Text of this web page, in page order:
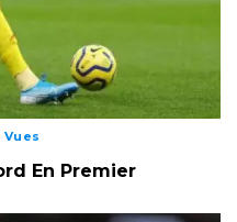
Vues
En Premier